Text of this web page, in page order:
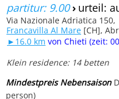
partitur: 9.00› urteil:
Via Nazionale Adriatica 150,
Francavilla Al Mare [CH],
►16.0 km von Chieti (zeit:
Klein residence: 14 betten
Mindestpreis Nebensaison
person)